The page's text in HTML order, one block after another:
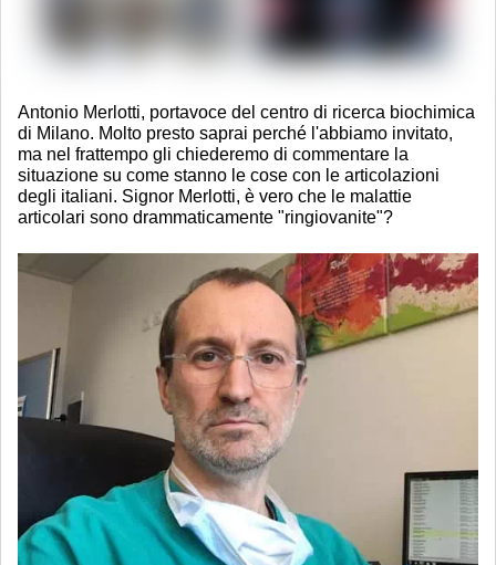
Antonio Merlotti, portavoce del centro di ricerca biochimica
di Milano. Molto presto saprai perché l'abbiamo invitato,
ma nel frattempo gli chiederemo di commentare la
situazione su come stanno le cose con le articolazioni
degli italiani. Signor Merlotti, è vero che le malattie
articolari sono drammaticamente "ringiovanite"?